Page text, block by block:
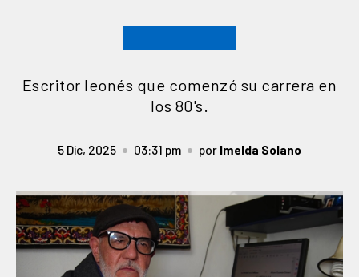
Escritor leonés que comenzó su carrera en
los 80's.
5 Dic, 2025 03:31 pm por Imelda Solano